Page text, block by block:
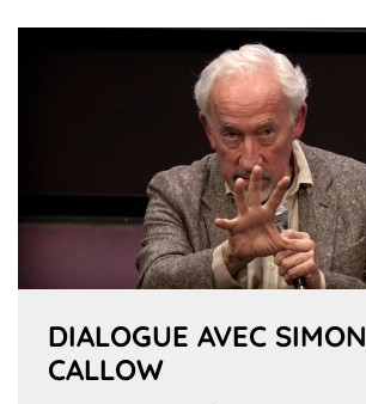
DIALOGUE AVEC SIMON
CALLOW